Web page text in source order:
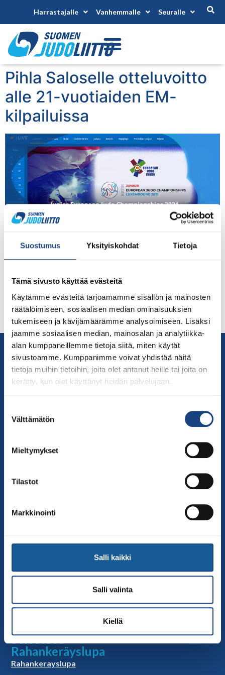
Suostumus Yksityiskohdat Tietoja
Tämä sivusto käyttää evästeitä
Käytämme evästeitä tarjoamamme sisällön ja mainosten
räätälöimiseen, sosiaalisen median ominaisuuksien
tukemiseen ja kävijämäärämme analysoimiseen. Lisäksi
jaamme sosiaalisen median, mainosalan ja analytiikka-
alan kumppaneillemme tietoja siitä, miten käytät
sivustoamme. Kumppanimme voivat yhdistää näitä
tietoja muihin tietoihin, joita olet antanut heille tai joita on
kerätty, kun olet käyttänyt heidän palvelujaan.
valinta
Välttämätön
Mieltymykset
Tilastot
Markkinointi
Salli kaikki
Salli valinta
Kiellä
Harrastajalle Vanhemmalle Seuralle
Pihla Saloselle otteluvoitto
alle 21-vuotiaiden EM-
kilpailuissa
Pihla Salonen (to 9.9.), alle 57 kg, Porin Fudoshin – lue
lisää Timo Uusitalon Ylelle kirjoittama juttu tästä. Eetu
Eetusta hänen nettisivuiltaan tästä. Valmentajana
matkalla toimii nuorten olympiavalmentaja Markus
Pekkola. Lisätietoa kilpailusta löydät täältä. Katso
tapahtuman mainosvideo tästä. Suomalaisista […]
Yhteystiedot
Suomen Judoliitto
Olympiastadion
Linkkejä
Judoliiton uutiset
Materiaalit
Judoliiton vanhat sivut
Selosteet
Rahankeräyslupa
Rahankerayslupa